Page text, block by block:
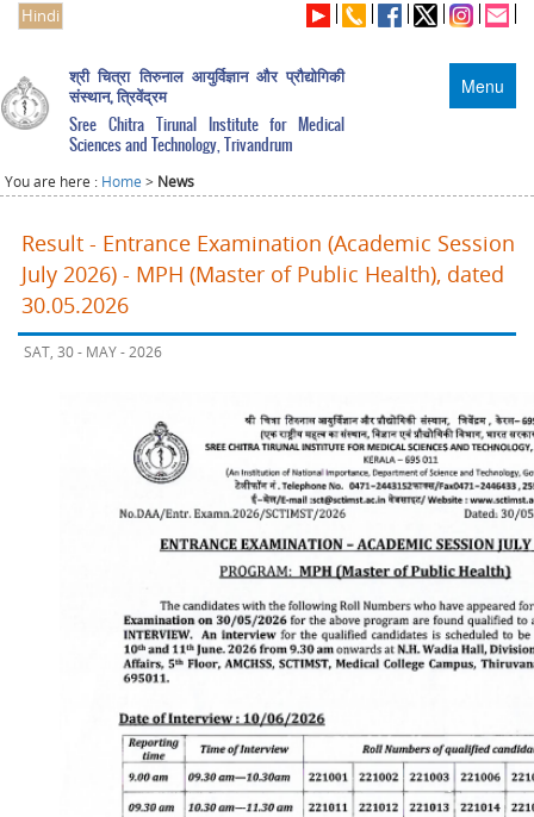
Hindi
Menu
श्री चित्रा तिरुनाल आयुर्विज्ञान और प्रौद्योगिकी
संस्थान, त्रिवेंद्रम
Sree Chitra Tirunal Institute for Medical
Sciences and Technology, Trivandrum
You are here : Home > News
Result - Entrance Examination (Academic Session
July 2026) - MPH (Master of Public Health), dated
30.05.2026
SAT, 30 - MAY - 2026